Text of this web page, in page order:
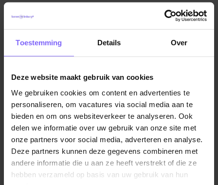
Toestemming Details Over
Deze website maakt gebruik van cookies
We gebruiken cookies om content en advertenties te
personaliseren, om vacatures via social media aan te
bieden en om ons websiteverkeer te analyseren. Ook
delen we informatie over uw gebruik van onze site met
onze partners voor social media, adverteren en analyse.
Deze partners kunnen deze gegevens combineren met
andere informatie die u aan ze heeft verstrekt of die ze
hebben verzameld op basis van uw gebruik van hun
opvolgende tijdelijke contracten mag geven, dan zul je
misschien langer moeten wachten op een vast
contract. Hier zit trouwens ook een maximum aan,
want in dit geval mag je maximaal zes tijdelijke
contracten krijgen. Dit mag ook niet langer dan vier
Daarnaast zijn er ook uitzonderingen voor stagiaires,
mensen met een leerwerkovereenkomst voor een
BBL-opleiding en bijzondere functies als invalkrachten.
Wanneer je de AOW-leeftijd bereikt hebt, mag de
werkgever je vanaf dan zes tijdelijke contracten in vier
jaar aanbieden.
Kun je een vast contract ook eerder